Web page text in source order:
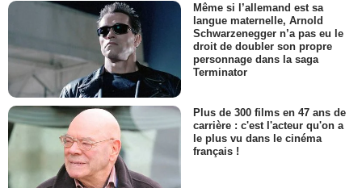
Même si l’allemand est sa
langue maternelle, Arnold
Schwarzenegger n’a pas eu le
droit de doubler son propre
personnage dans la saga
Terminator
Plus de 300 films en 47 ans de
carrière : c'est l'acteur qu'on a
le plus vu dans le cinéma
français !